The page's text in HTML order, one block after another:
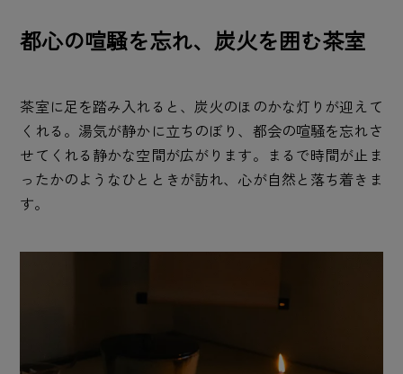
都心の喧騒を忘れ、炭火を囲む茶室
茶室に足を踏み入れると、炭火のほのかな灯りが迎えて
くれる。湯気が静かに立ちのぼり、都会の喧騒を忘れさ
せてくれる静かな空間が広がります。まるで時間が止ま
ったかのようなひとときが訪れ、心が自然と落ち着きま
す。